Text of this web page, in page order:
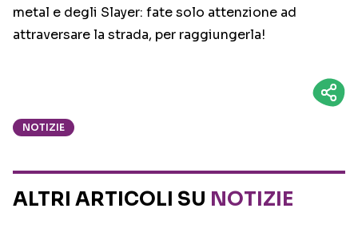
metal e degli Slayer: fate solo attenzione ad
attraversare la strada, per raggiungerla!
NOTIZIE
ALTRI ARTICOLI SU NOTIZIE